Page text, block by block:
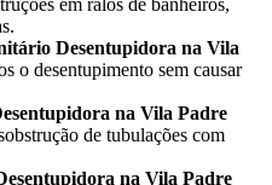
em ralos de banheiros,
Desentupidora na Vila
o desentupimento sem causar
na Vila Padre
de tubulações com
na Vila Padre